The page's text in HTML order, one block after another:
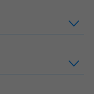
klik
klik om te